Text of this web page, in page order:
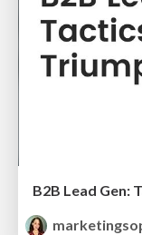
B2B Lead Gen: